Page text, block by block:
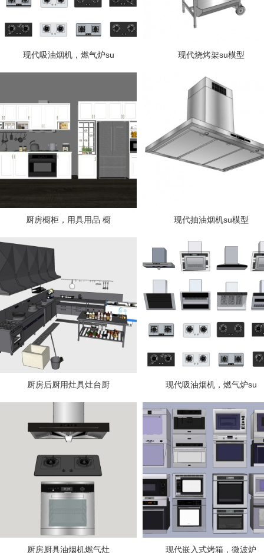
现代吸油烟机，燃气炉su 现代烧烤架su模型
厨房橱柜，用具用品 橱 现代抽油烟机su模型
厨房后厨用灶具灶台厨 现代吸油烟机，燃气炉su
厨房厨具油烟机燃气灶 现代嵌入式烤箱，微波炉